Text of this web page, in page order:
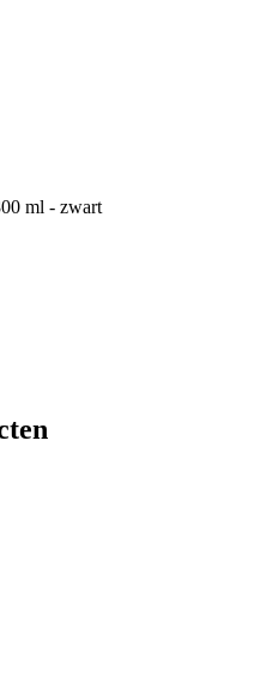
ml - zwart